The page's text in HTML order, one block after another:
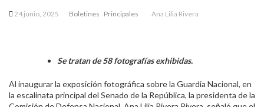
24 junio, 2025 Boletines Principales Ana Lilia Rivera
Se tratan de 58 fotografías exhibidas.
Al inaugurar la exposición fotográfica sobre la Guardia Nacional, en
la escalinata principal del Senado de la República, la presidenta de la